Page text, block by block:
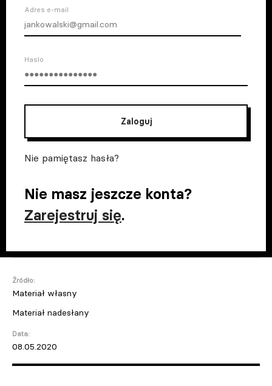
Adres e-mail
Haslo
Zaloguj
Nie pamiętasz hasła?
Nie masz jeszcze konta?
Zarejestruj się.
Źródło:
Materiał własny
Materiał nadesłany
Data:
08.05.2020